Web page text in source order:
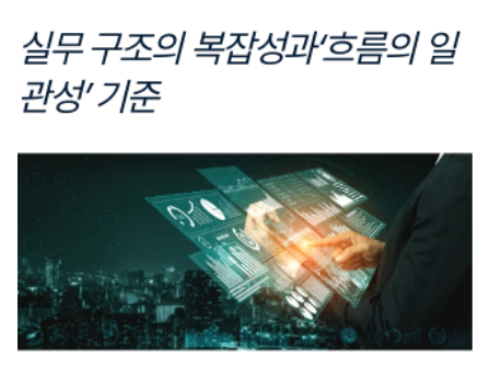
실무 구조의 복잡성과‘흐름의 일
관성’ 기준